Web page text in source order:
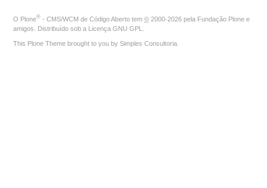
O Plone® - CMS/WCM de Código Aberto tem © 2000-2026 pela Fundação Plone e
amigos. Distribuído sob a Licença GNU GPL
This Plone Theme brought to you by Simples Consultoria